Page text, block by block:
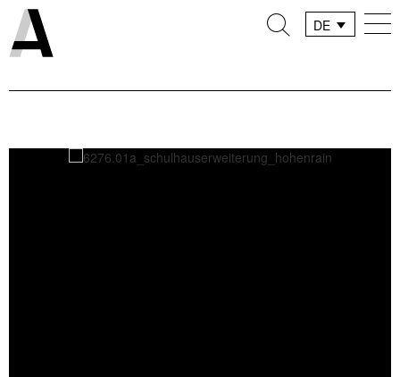
DE